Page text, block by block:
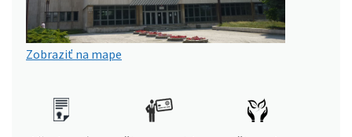
Zobraziť na mape